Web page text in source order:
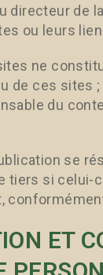
directeur de
ou leurs
ne
de ces sites
du
se
tiers si celui-
ET